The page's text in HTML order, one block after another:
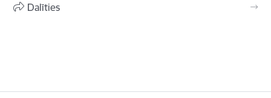
Dalīties